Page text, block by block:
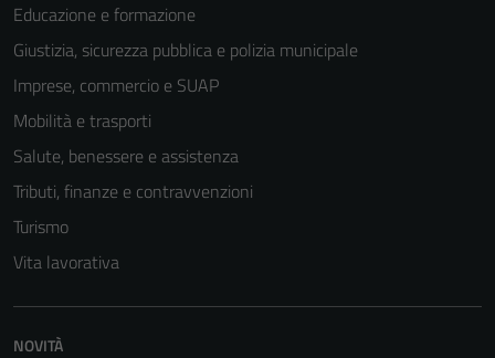
Educazione e formazione
Giustizia, sicurezza pubblica e polizia municipale
Imprese, commercio e SUAP
Mobilità e trasporti
Salute, benessere e assistenza
Tributi, finanze e contravvenzioni
Turismo
Vita lavorativa
NOVITÀ